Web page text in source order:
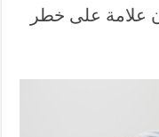
علامة على خطر